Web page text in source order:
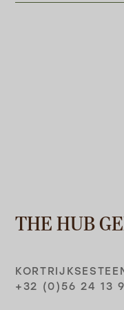
THE HUB
+32 (0)56 24 13